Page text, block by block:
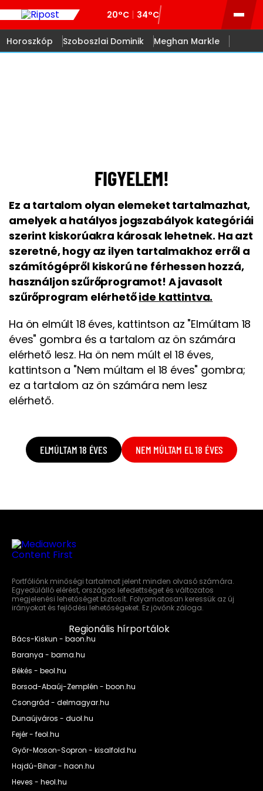
20°C 34°C
Horoszkóp Szoboszlai Dominik Meghan Markle
FIGYELEM!
Ez a tartalom olyan elemeket tartalmazhat,
amelyek a hatályos jogszabályok kategóriái
szerint kiskorúakra károsak lehetnek. Ha azt
szeretné, hogy az ilyen tartalmakhoz erről a
számítógépről kiskorú ne férhessen hozzá,
használjon szűrőprogramot! A javasolt
szűrőprogram elérhetőide kattintva.
Ha ön elmúlt 18 éves, kattintson az "Elmúltam 18
éves" gombra és a tartalom az ön számára
elérhető lesz. Ha ön nem múlt el 18 éves,
kattintson a "Nem múltam el 18 éves" gombra;
ez a tartalom az ön számára nem lesz
elérhető.
ELMÚLTAM 18 ÉVES NEM MÚLTAM EL 18 ÉVES
Portfóliónk minőségi tartalmat jelent minden olvasó számára.
Egyedülálló elérést, országos lefedettséget és változatos
megjelenési lehetőséget biztosít. Folyamatosan keressük az új
irányokat és fejlődési lehetőségeket. Ez jövőnk záloga.
Regionális hírportálok
Bács-Kiskun - baon.hu
Baranya - bama.hu
Békés - beol.hu
Borsod-Abaúj-Zemplén - boon.hu
Csongrád - delmagyar.hu
Dunaújváros - duol.hu
Fejér - feol.hu
Győr-Moson-Sopron - kisalfold.hu
Hajdú-Bihar - haon.hu
Heves - heol.hu